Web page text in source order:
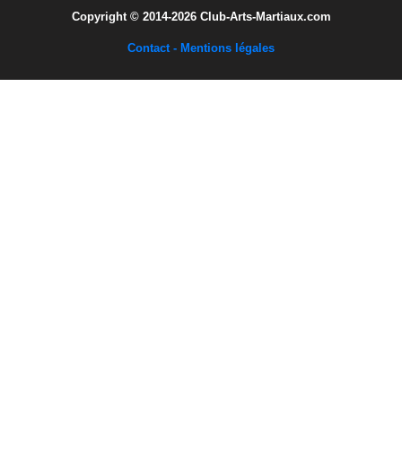
Copyright © 2014-2026 Club-Arts-Martiaux.com
Contact - Mentions légales